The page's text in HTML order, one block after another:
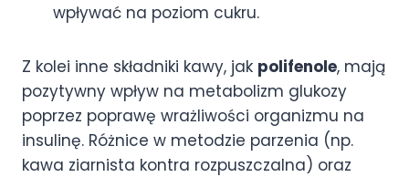
wpływać na poziom cukru.
Z kolei inne składniki kawy, jak polifenole, mają
pozytywny wpływ na metabolizm glukozy
poprzez poprawę wrażliwości organizmu na
insulinę. Różnice w metodzie parzenia (np.
kawa ziarnista kontra rozpuszczalna) oraz